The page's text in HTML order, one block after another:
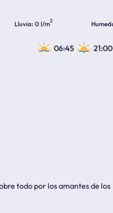
Lluvia 0 l/m2
06:45 21:00
todo por los amantes de los